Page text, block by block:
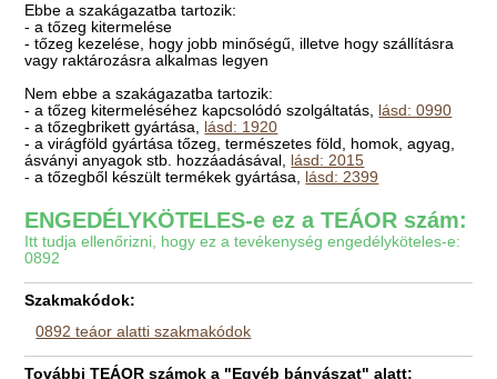
Ebbe a szakágazatba tartozik:
- a tőzeg kitermelése
- tőzeg kezelése, hogy jobb minőségű, illetve hogy szállításra
vagy raktározásra alkalmas legyen
Nem ebbe a szakágazatba tartozik:
- a tőzeg kitermeléséhez kapcsolódó szolgáltatás, lásd: 0990
- a tőzegbrikett gyártása, lásd: 1920
- a virágföld gyártása tőzeg, természetes föld, homok, agyag,
ásványi anyagok stb. hozzáadásával, lásd: 2015
- a tőzegből készült termékek gyártása, lásd: 2399
ENGEDÉLYKÖTELES-e ez a TEÁOR szám:
Itt tudja ellenőrizni, hogy ez a tevékenység engedélyköteles-e:
0892
Szakmakódok:
0892 teáor alatti szakmakódok
További TEÁOR számok a "Egyéb bányászat" alatt: